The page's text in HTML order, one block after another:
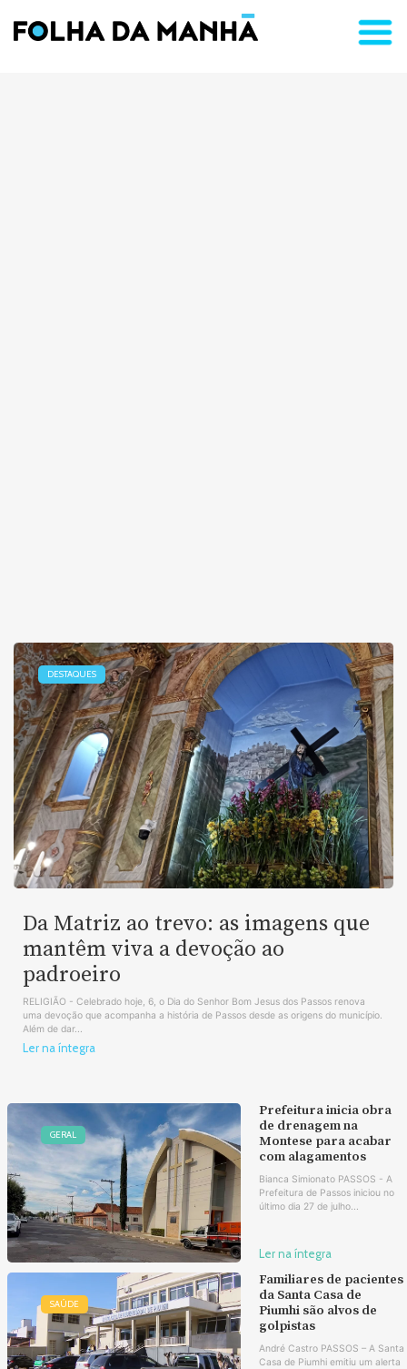
DESTAQUES
Da Matriz ao trevo: as imagens que
mantêm viva a devoção ao
padroeiro
RELIGIÃO - Celebrado hoje, 6, o Dia do Senhor Bom Jesus dos Passos renova
uma devoção que acompanha a história de Passos desde as origens do município.
Além de dar...
Ler na íntegra
GERAL
Prefeitura inicia obra
de drenagem na
Montese para acabar
com alagamentos
Bianca Simionato PASSOS - A
Prefeitura de Passos iniciou no
último dia 27 de julho...
Ler na íntegra
SAÚDE
Familiares de pacientes
da Santa Casa de
Piumhi são alvos de
golpistas
André Castro PASSOS – A Santa
Casa de Piumhi emitiu um alerta